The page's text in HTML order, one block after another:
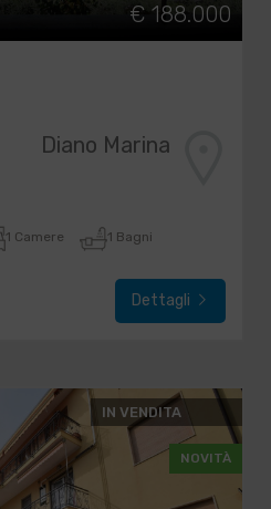
€ 188.000
Diano Marina
1 Camere 1 Bagni
Dettagli
IN VENDITA
NOVITÀ